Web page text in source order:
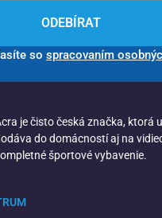
ODEBÍRAT
so spracovaním
je čisto česká značka, ktorá
do domácností aj na
športové vybavenie.